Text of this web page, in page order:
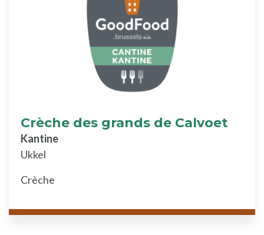
Crèche des grands de Calvoet
Kantine
Ukkel
Crèche